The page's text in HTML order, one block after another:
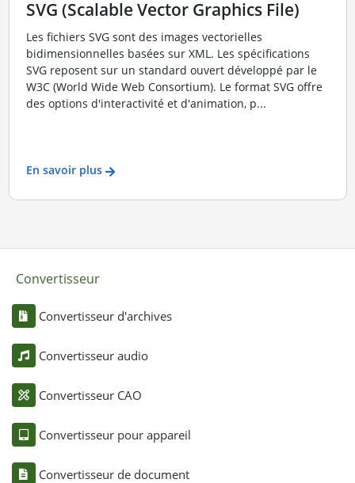
SVG (Scalable Vector Graphics File)
Les fichiers SVG sont des images vectorielles
bidimensionnelles basées sur XML. Les spécifications
SVG reposent sur un standard ouvert développé par le
W3C (World Wide Web Consortium). Le format SVG offre
des options d'interactivité et d'animation, p...
En savoir plus
Convertisseur
Convertisseur d'archives
Convertisseur audio
Convertisseur CAO
Convertisseur pour appareil
Convertisseur de document